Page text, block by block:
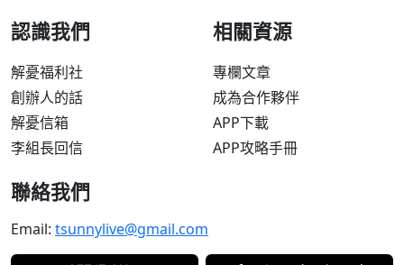
認識我們
解憂福利社
創辦人的話
解憂信箱
李組長回信
相關資源
專欄文章
成為合作夥伴
APP下載
APP攻略手冊
聯絡我們
Email: tsunnylive@gmail.com